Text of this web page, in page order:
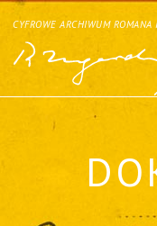
CYFROWE ARCHIWUM ROMANA